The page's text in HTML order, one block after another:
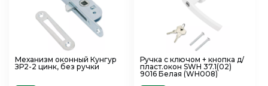
Механизм оконный Кунгур
ЗР2-2 цинк, без ручки
Ручка с ключом + кнопка д/
пласт.окон SWH 37.1(02)
9016 Белая (WH008)